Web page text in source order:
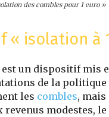
des combles pour 1 euro »
« isolation à
est un dispositif mis
de la politique
les combles, mais
revenus modestes,